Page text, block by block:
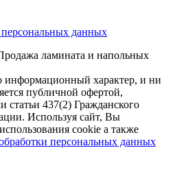
данных
ламината и напольных
информационный характер, и ни
публичной офертой,
статьи 437(2) Гражданского
Используя сайт, Вы
cookie а также
персональных данных